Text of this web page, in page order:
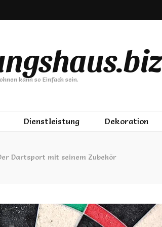
kann so Einfach sein.
Dienstleistung Dekoration
Dartsport mit seinem Zubehör